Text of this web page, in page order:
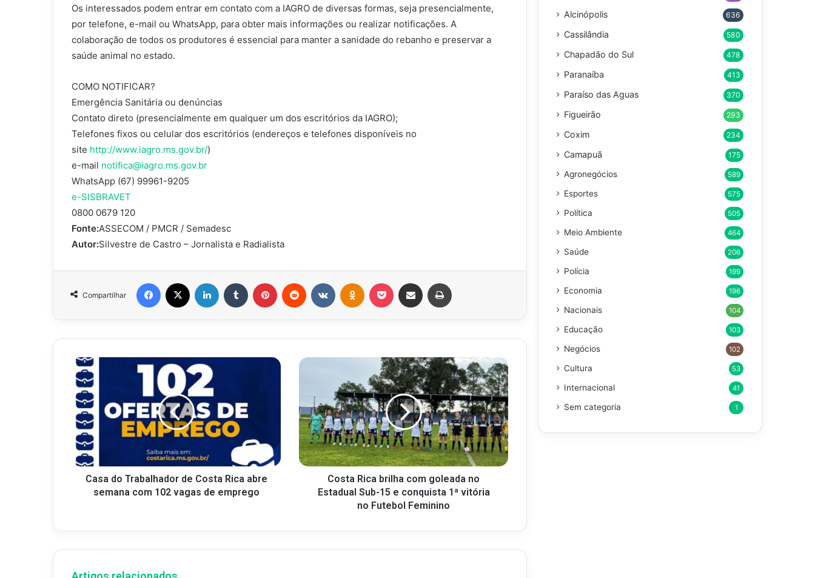
Os interessados podem entrar em contato com a IAGRO de diversas formas, seja presencialmente,
por telefone, e-mail ou WhatsApp, para obter mais informações ou realizar notificações. A
colaboração de todos os produtores é essencial para manter a sanidade do rebanho e preservar a
saúde animal no estado.
COMO NOTIFICAR?
Emergência Sanitária ou denúncias
Contato direto (presencialmente em qualquer um dos escritórios da IAGRO);
Telefones fixos ou celular dos escritórios (endereços e telefones disponíveis no
site http://www.iagro.ms.gov.br/)
e-mail notifica@iagro.ms.gov.br
WhatsApp (67) 99961-9205
e-SISBRAVET
0800 0679 120
Fonte:ASSECOM / PMCR / Semadesc
Autor:Silvestre de Castro – Jornalista e Radialista
Compartilhar
Facebook Linkedin Tumblr Pinterest Reddit Pocket Compartilhar via e-mail
Casa do Trabalhador de Costa Rica abre
semana com 102 vagas de emprego
Costa Rica brilha com goleada no
Estadual Sub-15 e conquista 1ª vitória
no Futebol Feminino
Alcinópolis 636
Cassilândia 580
Chapadão do Sul 478
Paranaíba 413
Paraíso das Aguas 370
Figueirão 293
Coxim 234
Camapuã 175
Agronegócios 589
Esportes 575
Política 505
Meio Ambiente 464
Saúde 206
Polícia 199
Economia 196
Nacionais 104
Educação 103
Negócios 102
Cultura 53
Internacional 41
Sem categoria 1